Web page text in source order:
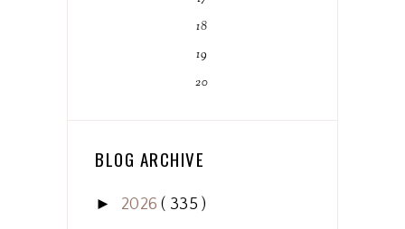
18
19
20
BLOG ARCHIVE
► 2026( 335 )